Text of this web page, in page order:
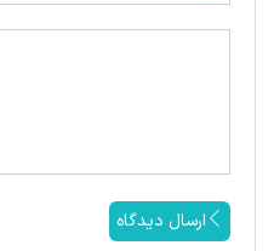
ارسال دیدگاه